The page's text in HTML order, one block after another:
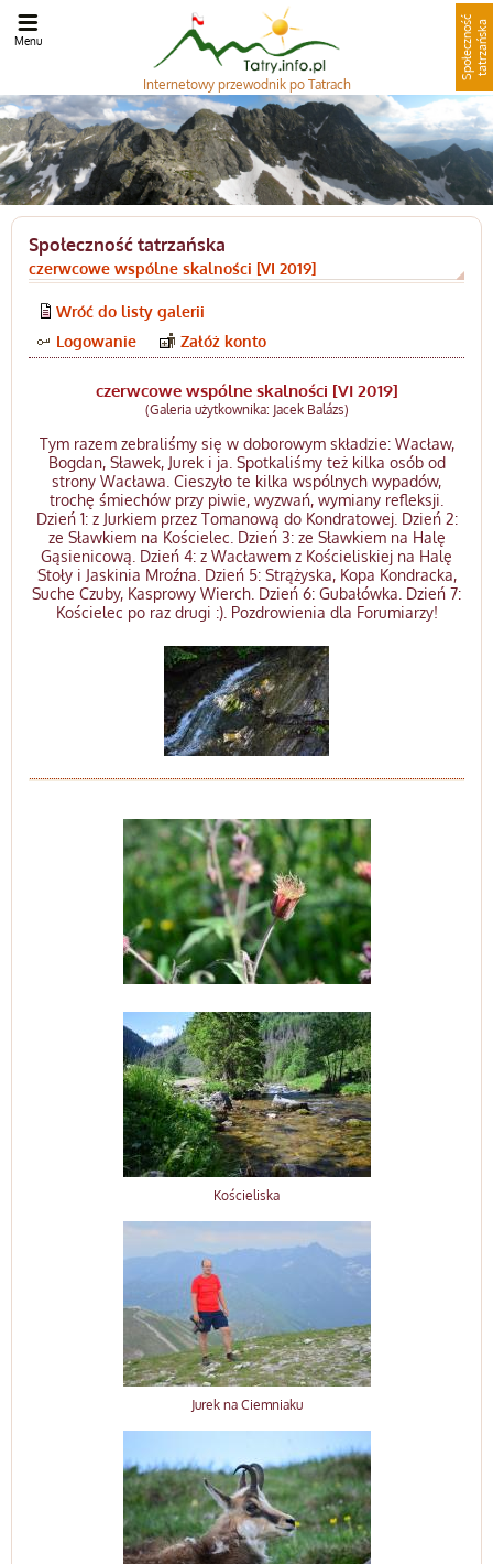
Internetowy przewodnik po Tatrach
S
p
o
ł
e
c
z
n
oś
ć
t
a
t
r
z
a
ń
s
ka
Menu
Społeczność tatrzańska
czerwcowe wspólne skalności [VI 2019]
Wróć do listy galerii
Logowanie
Załóż konto
czerwcowe wspólne skalności [VI 2019]
(Galeria użytkownika: Jacek Balázs)
Tym razem zebraliśmy się w doborowym składzie: Wacław,
Bogdan, Sławek, Jurek i ja. Spotkaliśmy też kilka osób od
strony Wacława. Cieszyło te kilka wspólnych wypadów,
trochę śmiechów przy piwie, wyzwań, wymiany refleksji.
Dzień 1: z Jurkiem przez Tomanową do Kondratowej. Dzień 2:
ze Sławkiem na Kościelec. Dzień 3: ze Sławkiem na Halę
Gąsienicową. Dzień 4: z Wacławem z Kościeliskiej na Halę
Stoły i Jaskinia Mroźna. Dzień 5: Strążyska, Kopa Kondracka,
Suche Czuby, Kasprowy Wierch. Dzień 6: Gubałówka. Dzień 7:
Kościelec po raz drugi :). Pozdrowienia dla Forumiarzy!
Kościeliska
Jurek na Ciemniaku